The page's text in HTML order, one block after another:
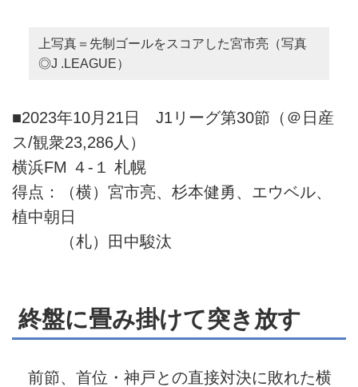
上写真＝先制ゴールをスコアした宮市亮（写真
◎J .LEAGUE）
■2023年10月21日 J1リーグ第30節（＠日産
ス/観衆23,286人）
横浜FM ４-１ 札幌
得点：（横）宮市亮、杉本健勇、エウベル、
植中朝日
（札）田中駿汰
終盤に畳み掛けて突き放す
前節、首位・神戸との直接対決に敗れた横